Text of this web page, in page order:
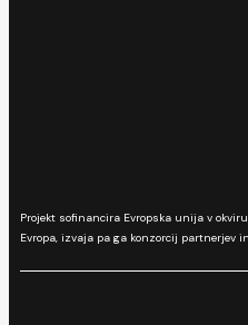
Projekt sofinancira Evropska unija v
Evropa, izvaja pa ga konzorcij partnerjev